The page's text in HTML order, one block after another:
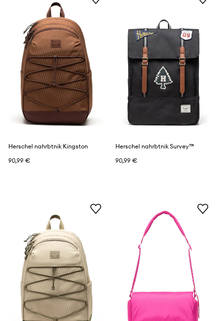
Herschel nahrbtnik Kingston
90,99 €
Herschel nahrbtnik Survey™
90,99 €